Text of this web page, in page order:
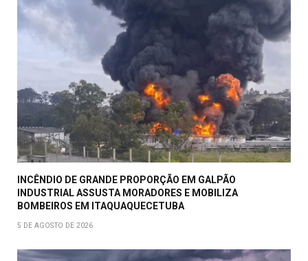
INCÊNDIO DE GRANDE PROPORÇÃO EM GALPÃO
INDUSTRIAL ASSUSTA MORADORES E MOBILIZA
BOMBEIROS EM ITAQUAQUECETUBA
5 DE AGOSTO DE 2026